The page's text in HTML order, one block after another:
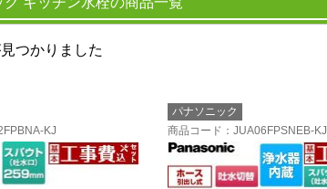
つかりました
KJ
パナソニック
商品コード ：JUA06FPSNEB-KJ